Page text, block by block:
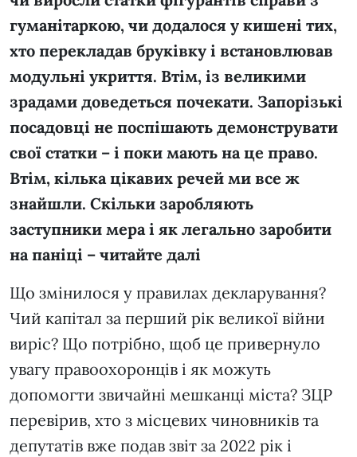
гуманітаркою, чи додалося у кишені тих,
хто перекладав бруківку і встановлював
модульні укриття. Втім, із великими
зрадами доведеться почекати. Запорізькі
посадовці не поспішають демонструвати
свої статки – і поки мають на це право.
Втім, кілька цікавих речей ми все ж
знайшли. Скільки заробляють
заступники мера і як легально заробити
на паніці – читайте далі
Що змінилося у правилах декларування?
Чий капітал за перший рік великої війни
виріс? Що потрібно, щоб це привернуло
увагу правоохоронців і як можуть
допомогти звичайні мешканці міста? ЗЦР
перевірив, хто з місцевих чиновників та
депутатів вже подав звіт за 2022 рік і